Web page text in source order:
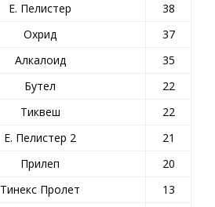
Е. Пелистер
38
Охрид
37
Алкалоид
35
Бутел
22
Тиквеш
22
Е. Пелистер 2
21
Прилеп
20
Тинекс Пролет
13